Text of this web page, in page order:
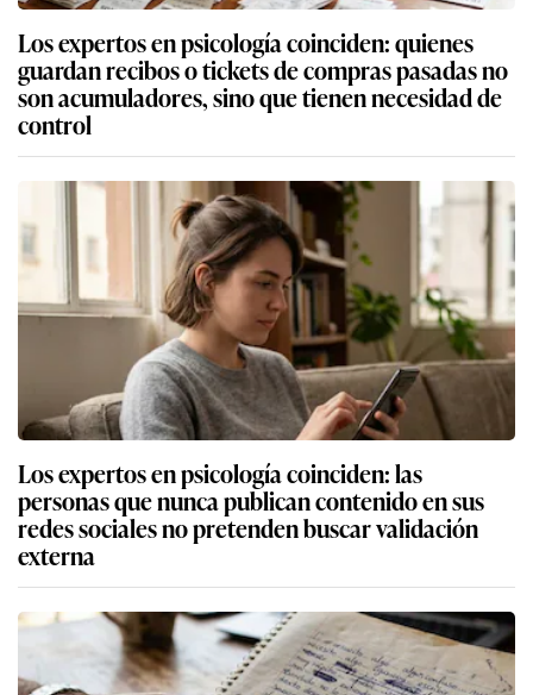
Los expertos en psicología coinciden: quienes
guardan recibos o tickets de compras pasadas no
son acumuladores, sino que tienen necesidad de
control
Los expertos en psicología coinciden: las
personas que nunca publican contenido en sus
redes sociales no pretenden buscar validación
externa